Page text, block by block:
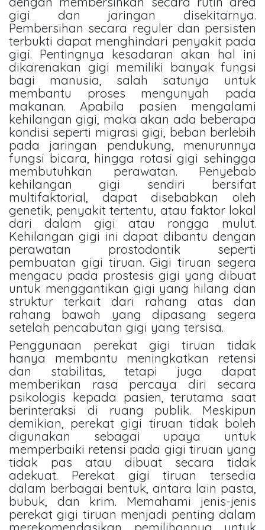
gigi dan jaringan disekitarnya.
Pembersihan secara reguler dan persisten
terbukti dapat menghindari penyakit pada
gigi. Pentingnya kesadaran akan hal ini
dikarenakan gigi memiliki banyak fungsi
bagi manusia, salah satunya untuk
membantu proses mengunyah pada
makanan. Apabila pasien mengalami
kehilangan gigi, maka akan ada beberapa
kondisi seperti migrasi gigi, beban berlebih
pada jaringan pendukung, menurunnya
fungsi bicara, hingga rotasi gigi sehingga
membutuhkan perawatan. Penyebab
kehilangan gigi sendiri bersifat
multifaktorial, dapat disebabkan oleh
genetik, penyakit tertentu, atau faktor lokal
dari dalam gigi atau rongga mulut.
Kehilangan gigi ini dapat dibantu dengan
perawatan prostodontik seperti
pembuatan gigi tiruan. Gigi tiruan segera
mengacu pada prostesis gigi yang dibuat
untuk menggantikan gigi yang hilang dan
struktur terkait dari rahang atas dan
rahang bawah yang dipasang segera
setelah pencabutan gigi yang tersisa.
Penggunaan perekat gigi tiruan tidak
hanya membantu meningkatkan retensi
dan stabilitas, tetapi juga dapat
memberikan rasa percaya diri secara
psikologis kepada pasien, terutama saat
berinteraksi di ruang publik. Meskipun
demikian, perekat gigi tiruan tidak boleh
digunakan sebagai upaya untuk
memperbaiki retensi pada gigi tiruan yang
tidak pas atau dibuat secara tidak
adekuat. Perekat gigi tiruan tersedia
dalam berbagai bentuk, antara lain pasta,
bubuk, dan krim. Memahami jenis-jenis
perekat gigi tiruan menjadi penting dalam